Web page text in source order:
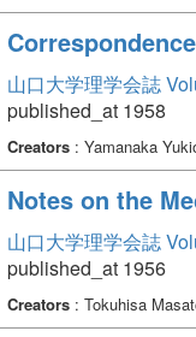
山口大学理学会誌
published_at 1958
Creators: Yamanaka
Notes on the
山口大学理学会誌
published_at 1956
Creators: Tokuhisa